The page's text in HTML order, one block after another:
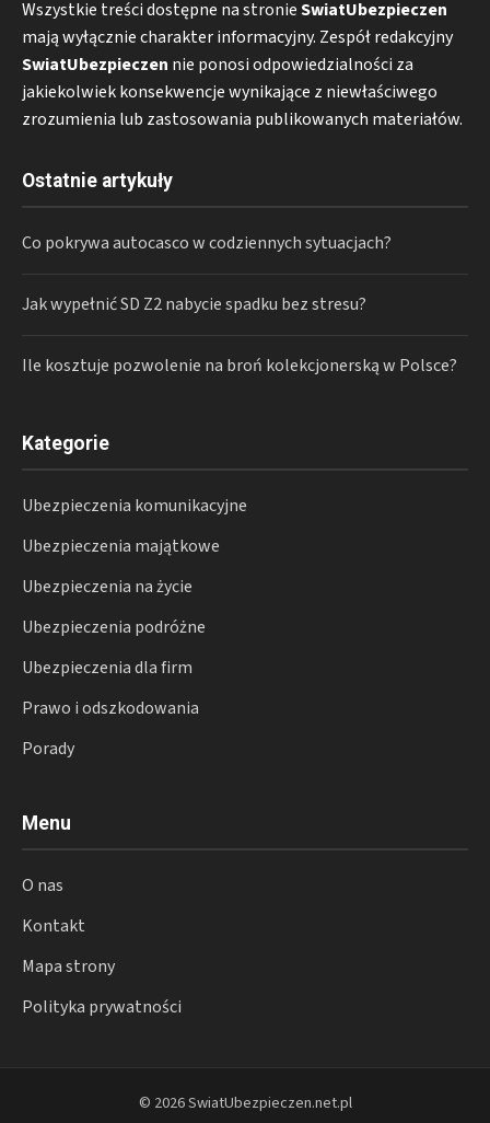
Wszystkie treści dostępne na stronieSwiatUbezpieczen
mają wyłącznie charakter informacyjny. Zespół redakcyjny
SwiatUbezpieczen nie ponosi odpowiedzialności za
jakiekolwiek konsekwencje wynikające z niewłaściwego
zrozumienia lub zastosowania publikowanych materiałów.
Ostatnie artykuły
Co pokrywa autocasco w codziennych sytuacjach?
Jak wypełnić SD Z2 nabycie spadku bez stresu?
Ile kosztuje pozwolenie na broń kolekcjonerską w Polsce?
Kategorie
Ubezpieczenia komunikacyjne
Ubezpieczenia majątkowe
Ubezpieczenia na życie
Ubezpieczenia podróżne
Ubezpieczenia dla firm
Prawo i odszkodowania
Porady
Menu
O nas
Kontakt
Mapa strony
Polityka prywatności
© 2026 SwiatUbezpieczen.net.pl